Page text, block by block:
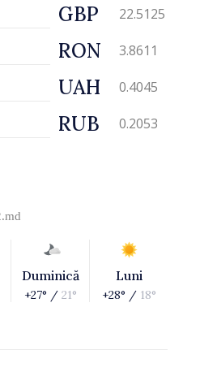
GBP 22.5125
RON 3.8611
UAH 0.4045
RUB 0.2053
Duminică
+27° / 21°
Luni
+28° / 18°